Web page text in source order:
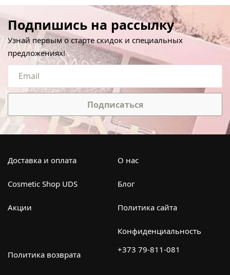
Подпишись на рассылку
Узнай первым о старте скидок и специальных
предложениях!
Подписаться
Доставка и оплата
Cosmetic Shop UDS
Акции
О нас
Блог
Политика сайта
Конфиденциальность
Политика возврата +373 79-811-081